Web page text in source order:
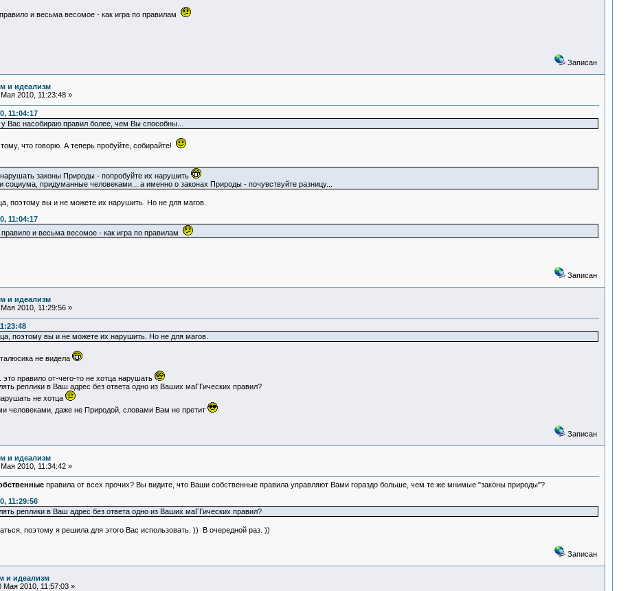
и весьма весомое - как игра по правилам
Записан
и идеализм
2010, 11:23:48 »
11:04:17
Вас насобираю правил более, чем Вы способны...
что говорю. А теперь пробуйте, собирайте!
законы Природы - попробуйте их нарушить
социума, придуманные человеками... а именно о законах Природы - почувствуйте разницу...
поэтому вы и не можете их нарушить. Но не для магов.
11:04:17
и весьма весомое - как игра по правилам
Записан
и идеализм
2010, 11:29:56 »
поэтому вы и не можете их нарушить. Но не для магов.
не видела
правило от-чего-то не хотца нарушать
реплики в Ваш адрес без ответа одно из Ваших маГГических правил?
не хотца
человеками, даже не Природой, словами Вам не претит
Записан
и идеализм
2010, 11:34:42 »
правила от всех прочих? Вы видите, что Ваши собственные правила управляют Вами гораздо больше, чем те же мнимые "законы природы"?
11:29:56
реплики в Ваш адрес без ответа одно из Ваших маГГических правил?
поэтому я решила для этого Вас использовать. )) В очередной раз. ))
Записан
и идеализм
Мая 2010, 11:57:03 »